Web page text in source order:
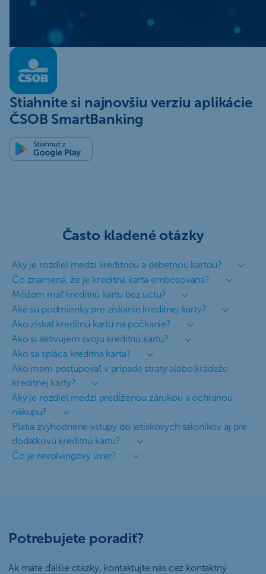
Stiahnite si najnovšiu verziu aplikácie
ČSOB SmartBanking
Často kladené otázky
Aký je rozdiel medzi kreditnou a debetnou kartou?
Čo znamená, že je kreditná karta embosovaná?
Môžem mať kreditnú kartu bez účtu?
Aké sú podmienky pre získanie kreditnej karty?
Ako získať kreditnú kartu na počkanie?
Ako si aktivujem svoju kreditnú kartu?
Ako sa spláca kreditná karta?
Ako mám postupovať v prípade straty alebo krádeže
kreditnej karty?
Aký je rozdiel medzi predĺženou zárukou a ochranou
nákupu?
Platia zvýhodnené vstupy do letiskových salónikov aj pre
dodatkovú kreditnú kartu?
Čo je revolvingový úver?
Potrebujete poradiť?
Ak máte ďalšie otázky, kontaktujte nás cez kontaktný